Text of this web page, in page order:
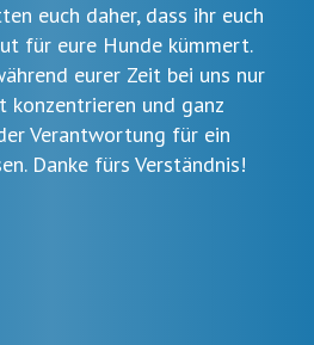
euch daher, dass ihr euch
für eure Hunde kümmert.
eurer Zeit bei uns nur
konzentrieren und ganz
Verantwortung für ein
Danke fürs Verständnis!